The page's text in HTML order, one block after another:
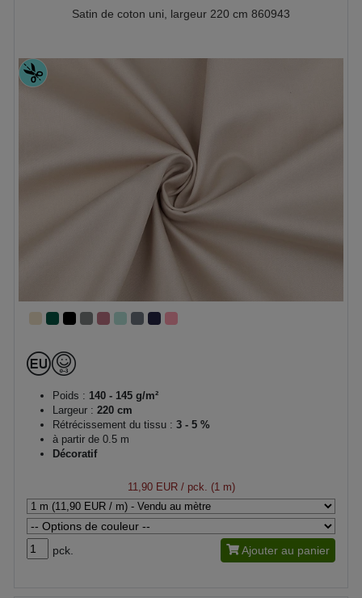
Satin de coton uni, largeur 220 cm 860943
Poids : 140 - 145 g/m²
Largeur : 220 cm
Rétrécissement du tissu : 3 - 5 %
à partir de 0.5 m
Décoratif
11,90 EUR/ pck. (1 m)
pck. Ajouter au panier